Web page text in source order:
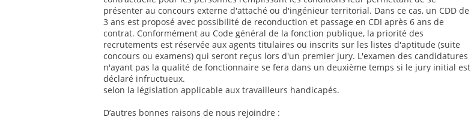
présenter au concours externe d'attaché ou d'ingénieur territorial. Dans ce cas, un CDD de
3 ans est proposé avec possibilité de reconduction et passage en CDI après 6 ans de
contrat. Conformément au Code général de la fonction publique, la priorité des
recrutements est réservée aux agents titulaires ou inscrits sur les listes d'aptitude (suite
concours ou examens) qui seront reçus lors d'un premier jury. L'examen des candidatures
n'ayant pas la qualité de fonctionnaire se fera dans un deuxième temps si le jury initial est
déclaré infructueux.
selon la législation applicable aux travailleurs handicapés.
D’autres bonnes raisons de nous rejoindre :